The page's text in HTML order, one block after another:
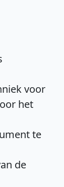
voor
het
te
de